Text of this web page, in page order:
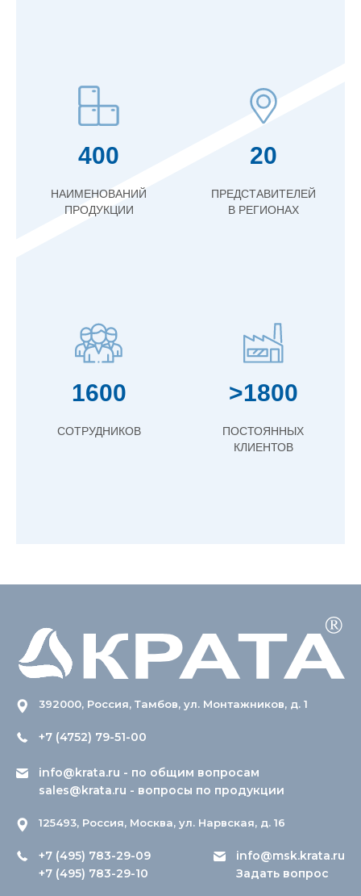
400
НАИМЕНОВАНИЙ
ПРОДУКЦИИ
20
ПРЕДСТАВИТЕЛЕЙ
В РЕГИОНАХ
1600
СОТРУДНИКОВ
>1800
ПОСТОЯННЫХ
КЛИЕНТОВ
392000, Россия, Тамбов, ул. Монтажников, д. 1
+7 (4752) 79-51-00
info@krata.ru - по общим вопросам
sales@krata.ru - вопросы по продукции
125493, Россия, Москва, ул. Нарвская, д. 16
+7 (495) 783-29-09
+7 (495) 783-29-10
info@msk.krata.ru
Задать вопрос